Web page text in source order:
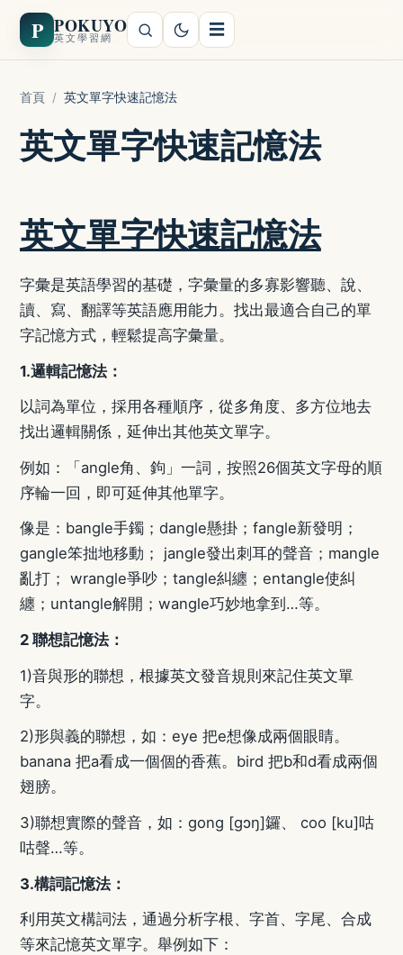
P POKUYO
英文學習網 ☰
首頁 / 英文單字快速記憶法
英文單字快速記憶法
英文單字快速記憶法
字彙是英語學習的基礎，字彙量的多寡影響聽、說、
讀、寫、翻譯等英語應用能力。找出最適合自己的單
字記憶方式，輕鬆提高字彙量。
1.邏輯記憶法：
以詞為單位，採用各種順序，從多角度、多方位地去
找出邏輯關係，延伸出其他英文單字。
例如：「angle角、鉤」一詞，按照26個英文字母的順
序輪一回，即可延伸其他單字。
像是： bangle手鐲； dangle懸掛； fangle新發明；
gangle笨拙地移動； jangle發出刺耳的聲音； mangle
亂打； wrangle爭吵； tangle糾纏； entangle使糾
纏； untangle解開； wangle巧妙地拿到…等。
2 聯想記憶法：
1)音與形的聯想，根據英文發音規則來記住英文單
字。
2)形與義的聯想，如： eye 把e想像成兩個眼睛。
banana 把a看成一個個的香蕉。 bird 把b和d看成兩個
翅膀。
3)聯想實際的聲音，如： gong [gɔŋ]鑼、 coo [ku]咕
咕聲…等。
3.構詞記憶法：
利用英文構詞法，通過分析字根、字首、字尾、合成
等來記憶英文單字。舉例如下：